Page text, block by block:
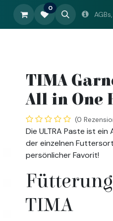
Meine Zuchtanlage
0
TIMA
All in One
(0
Die ULTRA Paste ist
der einzelnen
persönlicher Favorit!
TIMA